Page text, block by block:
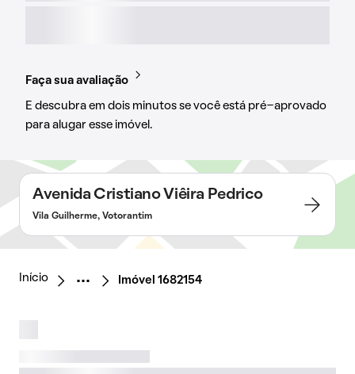
Faça sua avaliação
E descubra em dois minutos se você está pré-aprovado
para alugar esse imóvel.
Avenida Cristiano Viêira Pedrico
Vila Guilherme, Votorantim
Início Imóvel 1682154